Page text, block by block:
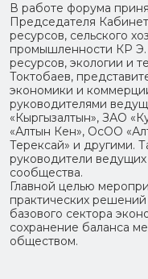
В работе форума
Председателя
ресурсов, сельского
промышленности КР
ресурсов, экологии и
Токтобаев,
экономики и
руководителями
«Кыргызалтын», ЗАО
«Алтын Кен», ОсОО
Терексай» и другими.
руководители ведущих
сообщества.
Главной целью
практических
базового сектора
сохранение баланса
обществом.